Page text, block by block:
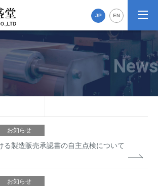
JP EN
お知らせ
る製造販売承認書の自主点検について
お知らせ